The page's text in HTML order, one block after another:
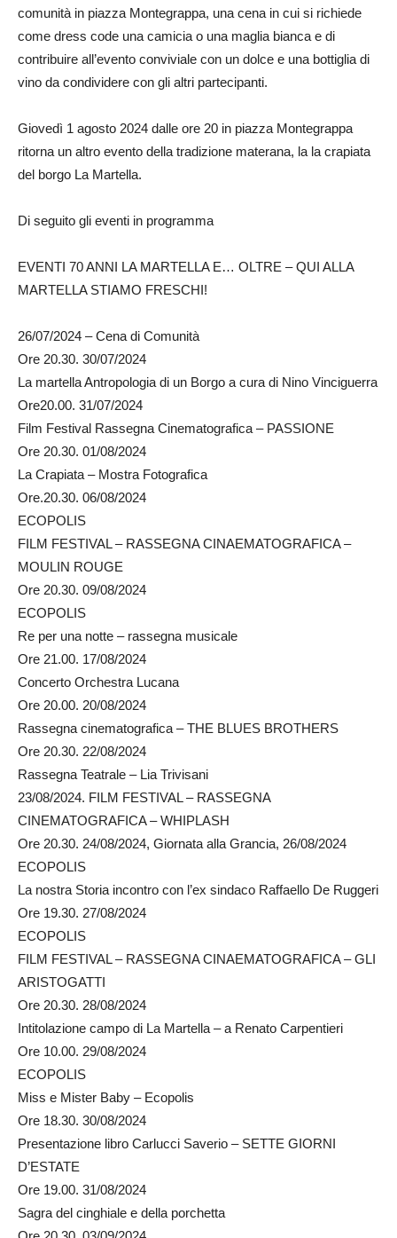
comunità in piazza Montegrappa, una cena in cui si richiede
come dress code una camicia o una maglia bianca e di
contribuire all’evento conviviale con un dolce e una bottiglia di
vino da condividere con gli altri partecipanti.
Giovedì 1 agosto 2024 dalle ore 20 in piazza Montegrappa
ritorna un altro evento della tradizione materana, la la crapiata
del borgo La Martella.
Di seguito gli eventi in programma
EVENTI 70 ANNI LA MARTELLA E… OLTRE – QUI ALLA
MARTELLA STIAMO FRESCHI!
26/07/2024 – Cena di Comunità
Ore 20.30. 30/07/2024
La martella Antropologia di un Borgo a cura di Nino Vinciguerra
Ore20.00. 31/07/2024
Film Festival Rassegna Cinematografica – PASSIONE
Ore 20.30. 01/08/2024
La Crapiata – Mostra Fotografica
Ore.20.30. 06/08/2024
ECOPOLIS
FILM FESTIVAL – RASSEGNA CINAEMATOGRAFICA –
MOULIN ROUGE
Ore 20.30. 09/08/2024
ECOPOLIS
Re per una notte – rassegna musicale
Ore 21.00. 17/08/2024
Concerto Orchestra Lucana
Ore 20.00. 20/08/2024
Rassegna cinematografica – THE BLUES BROTHERS
Ore 20.30. 22/08/2024
Rassegna Teatrale – Lia Trivisani
23/08/2024. FILM FESTIVAL – RASSEGNA
CINEMATOGRAFICA – WHIPLASH
Ore 20.30. 24/08/2024, Giornata alla Grancia, 26/08/2024
ECOPOLIS
La nostra Storia incontro con l’ex sindaco Raffaello De Ruggeri
Ore 19.30. 27/08/2024
ECOPOLIS
FILM FESTIVAL – RASSEGNA CINAEMATOGRAFICA – GLI
ARISTOGATTI
Ore 20.30. 28/08/2024
Intitolazione campo di La Martella – a Renato Carpentieri
Ore 10.00. 29/08/2024
ECOPOLIS
Miss e Mister Baby – Ecopolis
Ore 18.30. 30/08/2024
Presentazione libro Carlucci Saverio – SETTE GIORNI
D’ESTATE
Ore 19.00. 31/08/2024
Sagra del cinghiale e della porchetta